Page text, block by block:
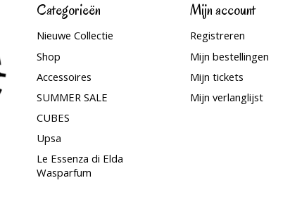
Categorieën
Nieuwe Collectie
Shop
Accessoires
SUMMER SALE
CUBES
Upsa
Le Essenza di Elda
Wasparfum
Mijn account
Registreren
Mijn bestellingen
Mijn tickets
Mijn verlanglijst